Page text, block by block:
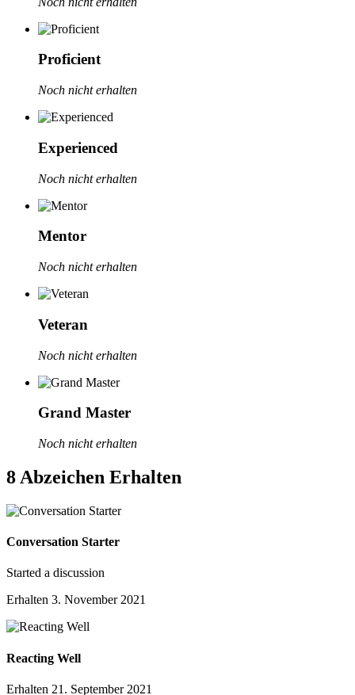
Proficient
Noch nicht erhalten
Experienced
Noch nicht erhalten
Mentor
Noch nicht erhalten
Veteran
Noch nicht erhalten
Grand Master
Noch nicht erhalten
8 Abzeichen Erhalten
Conversation Starter
Started a discussion
Erhalten 3. November 2021
Reacting Well
Erhalten 21. September 2021